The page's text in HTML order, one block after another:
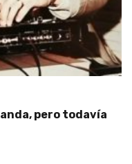
pero todavía